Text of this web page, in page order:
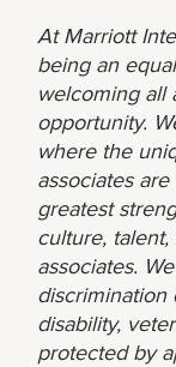
At Marriott
being an
welcoming all
opportunity.
where the
associates
greatest
culture,
associates.
discrimination
disability,
protected by